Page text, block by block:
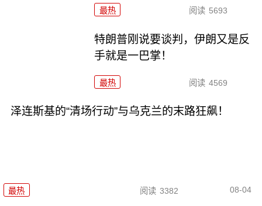
最热 阅读 5693
特朗普刚说要谈判，伊朗又是反
手就是一巴掌！
最热 阅读 4569
泽连斯基的“清场行动”与乌克兰的末路狂飙！
最热 阅读 3382 08-04